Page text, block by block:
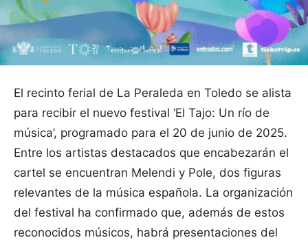
El recinto ferial de La Peraleda en Toledo se alista
para recibir el nuevo festival ‘El Tajo: Un río de
música’, programado para el 20 de junio de 2025.
Entre los artistas destacados que encabezarán el
cartel se encuentran Melendi y Pole, dos figuras
relevantes de la música española. La organización
del festival ha confirmado que, además de estos
reconocidos músicos, habrá presentaciones del